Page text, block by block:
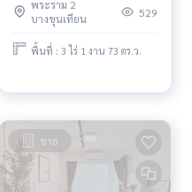
พระราม 2
บางขุนเทียน
529
พื้นที่ : 3 ไร่ 1 งาน 73 ตร.ว.
ขาย